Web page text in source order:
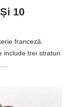
10
franceză.
include trei straturi